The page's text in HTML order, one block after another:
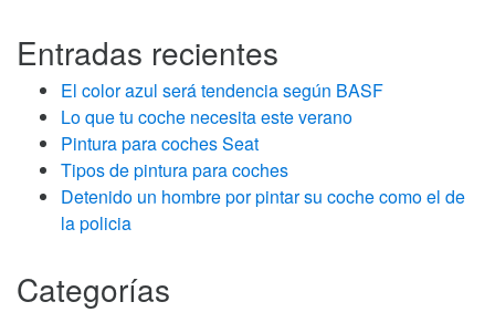
Entradas recientes
El color azul será tendencia según BASF
Lo que tu coche necesita este verano
Pintura para coches Seat
Tipos de pintura para coches
Detenido un hombre por pintar su coche como el de
la policia
Categorías